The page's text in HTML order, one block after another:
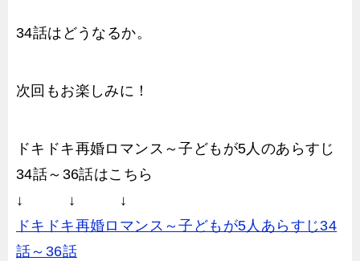
34話はどうなるか。
次回もお楽しみに！
ドキドキ再婚ロマンス～子どもが5人のあらすじ
34話～36話はこちら
↓ ↓ ↓
ドキドキ再婚ロマンス～子どもが5人あらすじ34
話～36話